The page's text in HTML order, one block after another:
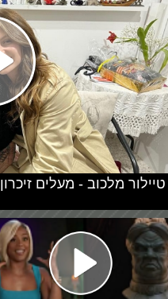
טיילור מלכוב - מעלים זיכרון